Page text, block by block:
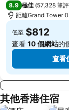
皇崗口岸
長洲
香港屯門
九龍塘
8.9 極佳 (57,328 筆
距離Grand Tower
低至 $812
查看 10 個網站的
查看
其他香港住宿